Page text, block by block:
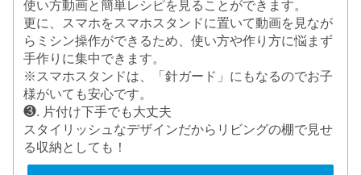
使い方動画と簡単レシピを見ることができます。
更に、スマホをスマホスタンドに置いて動画を見なが
らミシン操作ができるため、使い方や作り方に悩まず
手作りに集中できます。
※スマホスタンドは、「針ガード」にもなるのでお子
様がいても安心です。
❸. 片付け下手でも大丈夫
スタイリッシュなデザインだからリビングの棚で見せ
る収納としても！